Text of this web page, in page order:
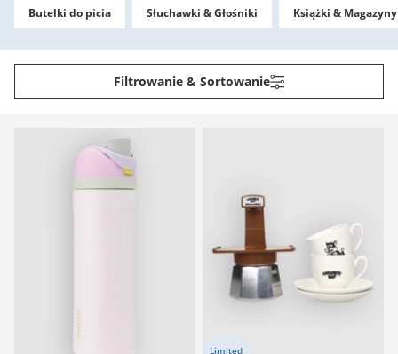
Butelki do picia Słuchawki & Głośniki Książki & Magazyny
Filtrowanie & Sortowanie
Limited